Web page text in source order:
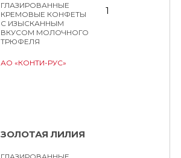
ГЛАЗИРОВАННЫЕ
КРЕМОВЫЕ КОНФЕТЫ
С ИЗЫСКАННЫМ
ВКУСОМ МОЛОЧНОГО
ТРЮФЕЛЯ
АО «КОНТИ-РУС»
1
ЗОЛОТАЯ ЛИЛИЯ